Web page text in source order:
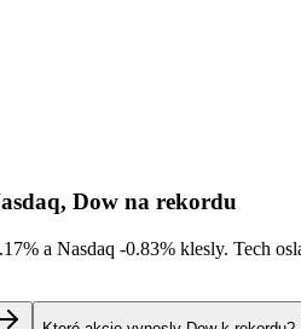
Dow na rekordu
a Nasdaq -0.83% klesly. Tech